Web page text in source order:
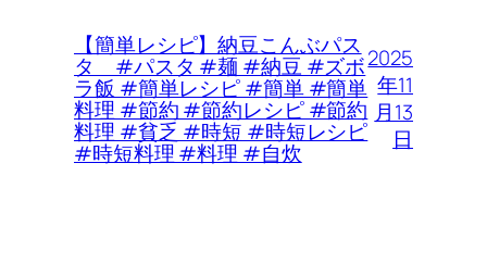
【簡単レシピ】納豆こんぶパス
タ #パスタ #麺 #納豆 #ズボ
ラ飯 #簡単レシピ #簡単 #簡単
料理 #節約 #節約レシピ #節約
料理 #貧乏 #時短 #時短レシピ
#時短料理 #料理 #自炊
2025
年11
月13
日